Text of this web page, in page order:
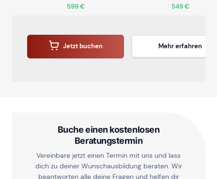
599 €
549 €
Jetzt buchen Mehr erfahren
Buche einen kostenlosen
Beratungstermin
Vereinbare jetzt einen Termin mit uns und lass
dich zu deiner Wunschausbildung beraten. Wir
beantworten alle deine Fragen und helfen dir